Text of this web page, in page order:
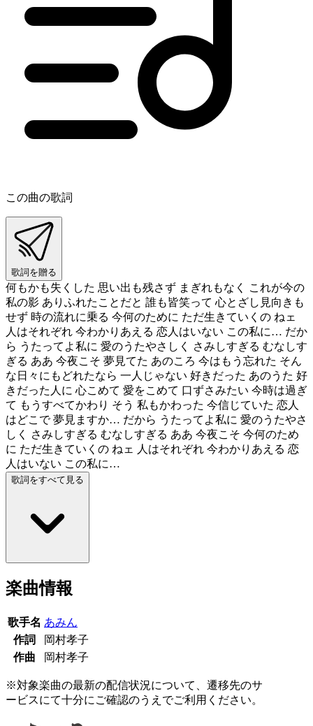
この曲の歌詞
歌詞を贈る
何もかも失くした 思い出も残さず まぎれもなく これが今の
私の影 ありふれたことだと 誰も皆笑って 心とざし見向きも
せず 時の流れに乗る 今何のために ただ生きていくの ねェ
人はそれぞれ 今わかりあえる 恋人はいない この私に… だか
ら うたってよ私に 愛のうたやさしく さみしすぎる むなしす
ぎる ああ 今夜こそ 夢見てた あのころ 今はもう忘れた そん
な日々にもどれたなら 一人じゃない 好きだった あのうた 好
きだった人に 心こめて 愛をこめて 口ずさみたい 今時は過ぎ
て もうすべてかわり そう 私もかわった 今信じていた 恋人
はどこで 夢見ますか… だから うたってよ私に 愛のうたやさ
しく さみしすぎる むなしすぎる ああ 今夜こそ 今何のため
に ただ生きていくの ねェ 人はそれぞれ 今わかりあえる 恋
人はいない この私に…
歌詞をすべて見る
楽曲情報
歌手名 あみん
作詞
岡村孝子
作曲
岡村孝子
※対象楽曲の最新の配信状況について、遷移先のサ
ービスにて十分にご確認のうえでご利用ください。